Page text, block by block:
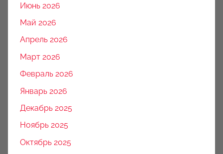
Июнь 2026
Май 2026
Апрель 2026
Март 2026
Февраль 2026
Январь 2026
Декабрь 2025
Ноябрь 2025
Октябрь 2025